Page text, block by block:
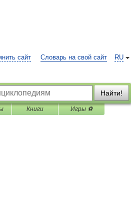
RU
сайт Словарь на свой сайт
Найти!
Книги Игры ⚽